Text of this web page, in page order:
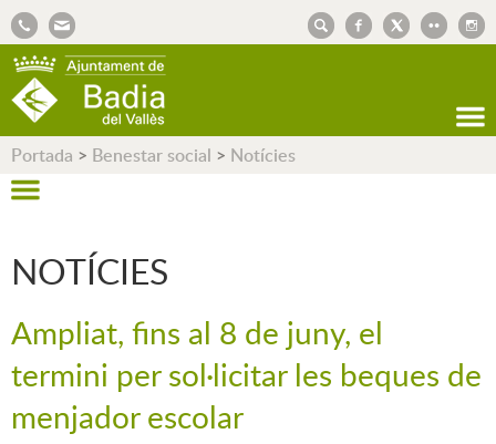
Portada > Benestar social > Notícies
NOTÍCIES
Ampliat, fins al 8 de juny, el
termini per sol·licitar les beques de
menjador escolar